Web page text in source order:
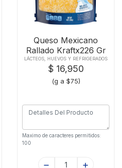
Queso Mexicano
Rallado Kraftx226 Gr
LÁCTEOS, HUEVOS Y REFRIGERADOS
$ 16,950
(g a $75)
Maximo de caracteres permitidos:
100